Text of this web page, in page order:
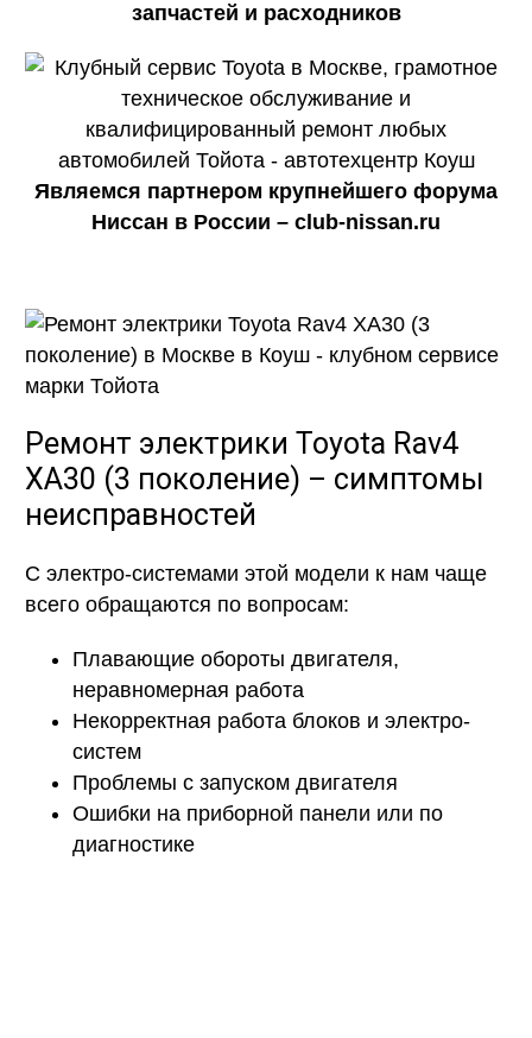
запчастей и расходников
Являемся партнером крупнейшего форума
Ниссан в России – club-nissan.ru
Ремонт электрики Toyota Rav4
XA30 (3 поколение) – симптомы
неисправностей
С электро-системами этой модели к нам чаще
всего обращаются по вопросам:
Плавающие обороты двигателя,
неравномерная работа
Некорректная работа блоков и электро-
систем
Проблемы с запуском двигателя
Ошибки на приборной панели или по
диагностике